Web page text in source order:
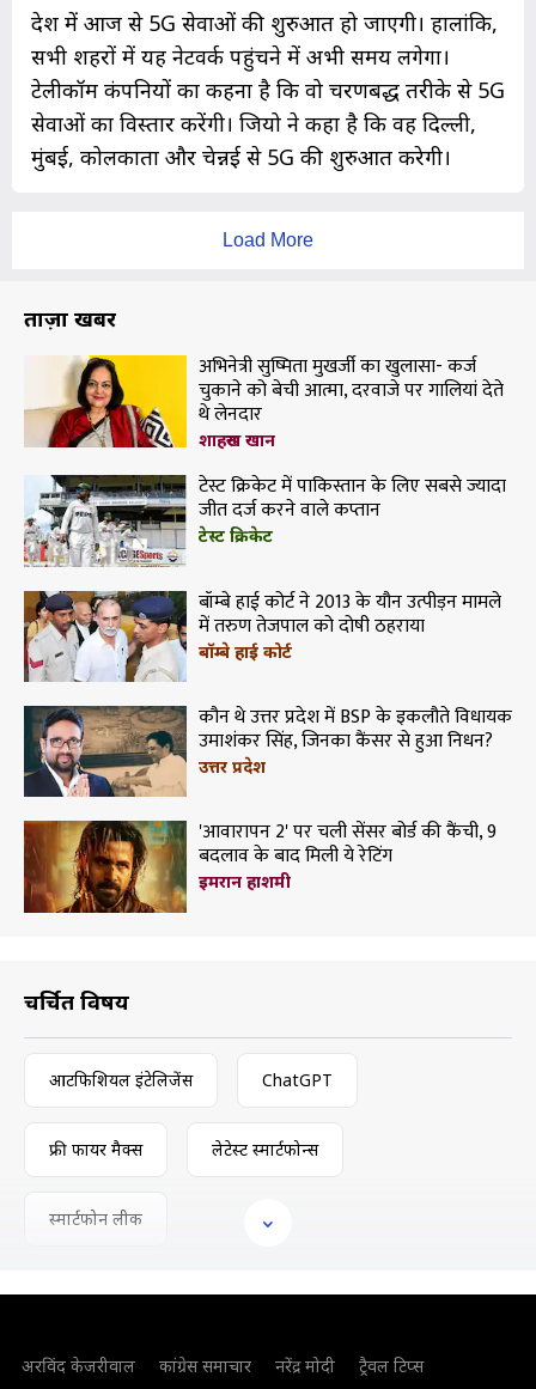
देश में आज से 5G सेवाओं की शुरुआत हो जाएगी। हालांकि,
सभी शहरों में यह नेटवर्क पहुंचने में अभी समय लगेगा।
टेलीकॉम कंपनियों का कहना है कि वो चरणबद्ध तरीके से 5G
सेवाओं का विस्तार करेंगी। जियो ने कहा है कि वह दिल्ली,
मुंबई, कोलकाता और चेन्नई से 5G की शुरुआत करेगी।
Load More
ताज़ा खबरें
अभिनेत्री सुष्मिता मुखर्जी का खुलासा- कर्ज
चुकाने को बेची आत्मा, दरवाजे पर गालियां देते
थे लेनदार
शाहरुख खान
टेस्ट क्रिकेट में पाकिस्तान के लिए सबसे ज्यादा
जीत दर्ज करने वाले कप्तान
टेस्ट क्रिकेट
बॉम्बे हाई कोर्ट ने 2013 के यौन उत्पीड़न मामले
में तरुण तेजपाल को दोषी ठहराया
बॉम्बे हाई कोर्ट
कौन थे उत्तर प्रदेश में BSP के इकलौते विधायक
उमाशंकर सिंह, जिनका कैंसर से हुआ निधन?
उत्तर प्रदेश
'आवारापन 2' पर चली सेंसर बोर्ड की कैंची, 9
बदलाव के बाद मिली ये रेटिंग
इमरान हाशमी
चर्चित विषय
आर्टिफिशियल इंटेलिजेंस ChatGPT
फ्री फायर मैक्स लेटेस्ट स्मार्टफोन्स
स्मार्टफोन लीक
अरविंद केजरीवाल कांग्रेस समाचार नरेंद्र मोदी ट्रैवल टिप्स